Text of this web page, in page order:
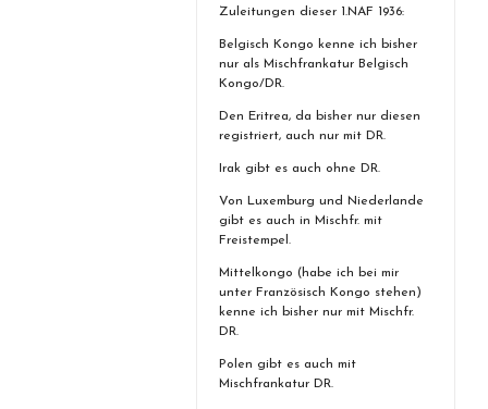
Zuleitungen dieser 1.NAF 1936:
Belgisch Kongo kenne ich bisher
nur als Mischfrankatur Belgisch
Kongo/DR.
Den Eritrea, da bisher nur diesen
registriert, auch nur mit DR.
Irak gibt es auch ohne DR.
Von Luxemburg und Niederlande
gibt es auch in Mischfr. mit
Freistempel.
Mittelkongo (habe ich bei mir
unter Französisch Kongo stehen)
kenne ich bisher nur mit Mischfr.
DR.
Polen gibt es auch mit
Mischfrankatur DR.